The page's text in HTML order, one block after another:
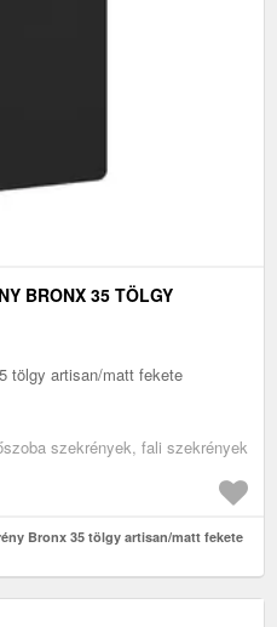
BRONX 35 TÖLGY
tölgy artisan/matt fekete
szekrények, fali szekrények
Bronx 35 tölgy artisan/matt fekete